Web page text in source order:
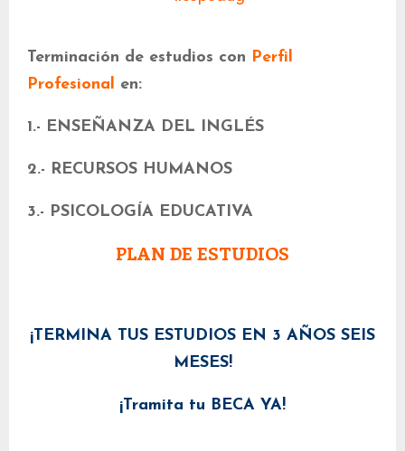
Terminación de estudios con Perfil
Profesional en:
1.- ENSEÑANZA DEL INGLÉS
2.- RECURSOS HUMANOS
3.- PSICOLOGÍA EDUCATIVA
PLAN DE ESTUDIOS
¡TERMINA TUS ESTUDIOS EN 3 AÑOS SEIS
MESES!
¡Tramita tu BECA YA!